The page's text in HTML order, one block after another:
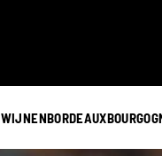
WIJNENBORDEAUX